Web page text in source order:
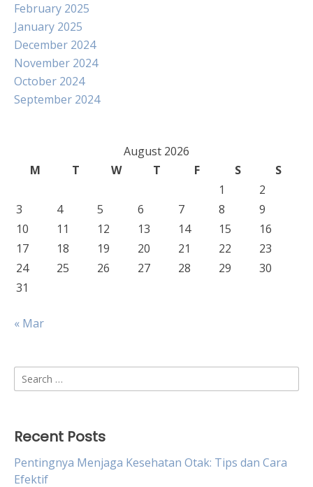
February 2025
January 2025
December 2024
November 2024
October 2024
September 2024
August 2026
M
T W T F S
S
1
2
3
4 5 6 7 8
9
10
11 12 13 14 15
16
17
18 19 20 21 22
23
24
25 26 27 28 29
30
31
« Mar
Search
for:
Recent Posts
Pentingnya Menjaga Kesehatan Otak: Tips dan Cara
Efektif